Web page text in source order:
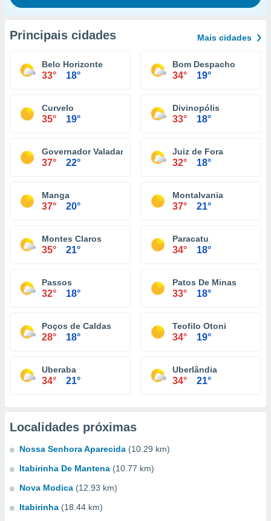
Principais cidades Mais cidades
Belo Horizonte
33° 18°
Bom Despacho
34° 19°
Curvelo
35° 19°
Divinopólis
33° 18°
Governador Valadares
37° 22°
Juiz de Fora
32° 18°
Manga
37° 20°
Montalvania
37° 21°
Montes Claros
35° 21°
Paracatu
34° 18°
Passos
32° 18°
Patos De Minas
33° 18°
Poços de Caldas
28° 18°
Teofilo Otoni
34° 19°
Uberaba
34° 21°
Uberlândia
34° 21°
Localidades próximas
Nossa Senhora Aparecida (10.29 km)
Itabirinha De Mantena (10.77 km)
Nova Modica (12.93 km)
Itabirinha (18.44 km)